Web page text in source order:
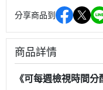
分享商品到
商品詳情
《可每週檢視時間分